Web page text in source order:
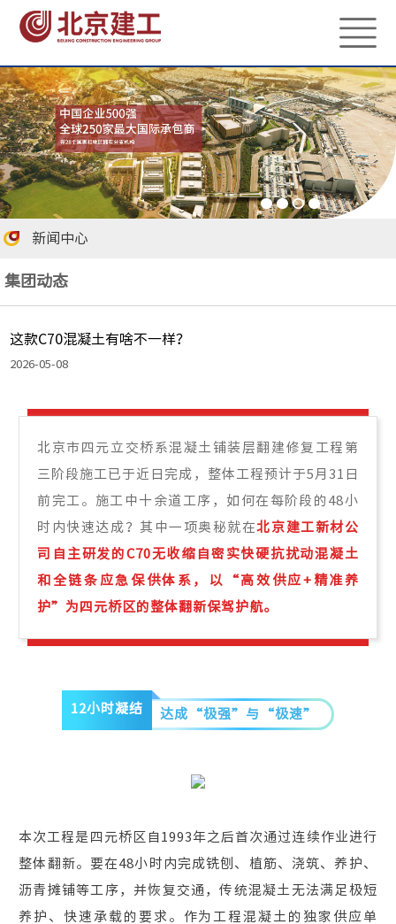
新闻中心
集团动态
这款C70混凝土有啥不一样？
2026-05-08
北京市四元立交桥系混凝土铺装层翻建修复工程第
三阶段施工已于近日完成，整体工程预计于5月31日
前完工。施工中十余道工序，如何在每阶段的48小
时内快速达成？其中一项奥秘就在北京建工新材公
司自主研发的C70无收缩自密实快硬抗扰动混凝土
和全链条应急保供体系，以“高效供应+精准养
护”为四元桥区的整体翻新保驾护航。
12小时凝结 达成“极强”与“极速”
本次工程是四元桥区自1993年之后首次通过连续作业进行
整体翻新。要在48小时内完成铣刨、植筋、浇筑、养护、
沥青摊铺等工序，并恢复交通，传统混凝土无法满足极短
养护、快速承载的要求。作为工程混凝土的独家供应单